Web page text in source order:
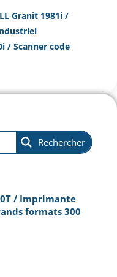
Granit 1981i /
/ Scanner code
Rechercher
/ Imprimante
formats 300